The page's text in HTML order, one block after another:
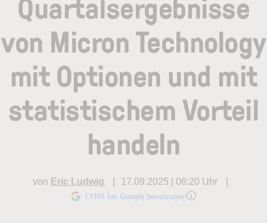
von Micron Technology
mit Optionen und mit
statistischem Vorteil
handeln
von Eric Ludwig 17.09.2025 | 06:20 Uhr
LYNX bei Google bevorzugen